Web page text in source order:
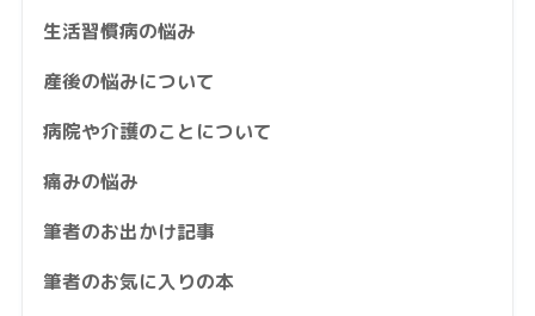
生活習慣病の悩み
産後の悩みについて
病院や介護のことについて
痛みの悩み
筆者のお出かけ記事
筆者のお気に入りの本